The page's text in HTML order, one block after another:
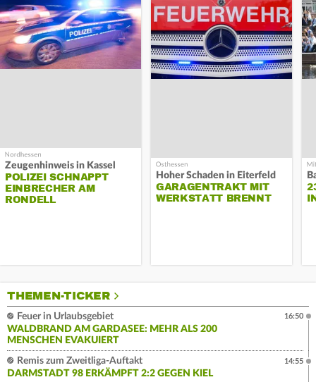
Zeugenhinweis in Kassel
POLIZEI SCHNAPPT
EINBRECHER AM
RONDELL
Hoher Schaden in Eiterfeld
GARAGENTRAKT MIT
WERKSTATT BRENNT
THEMEN-TICKER
Feuer in Urlaubsgebiet
WALDBRAND AM GARDASEE: MEHR ALS 200
MENSCHEN EVAKUIERT
16:50
Remis zum Zweitliga-Auftakt
DARMSTADT 98 ERKÄMPFT 2:2 GEGEN KIEL
14:55